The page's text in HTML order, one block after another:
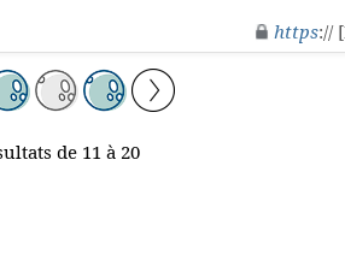
https://
de 11 à 20